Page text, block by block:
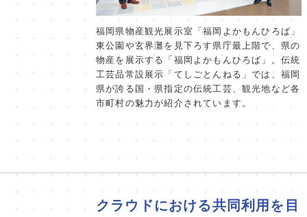
福岡県物産観光展示室「福岡よかもんひろば」
東公園や玄界灘を見下ろす県庁最上階で、県の
物産を展示する「福岡よかもんひろば」。伝統
工芸品常設展示「てしごとんねる」では、福岡
県が誇る国・県指定の伝統工芸、観光地など各
市町村の魅力が紹介されています。
クラウドにおける共同利用を目